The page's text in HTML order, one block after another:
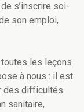
s’inscrire soi-
son emploi,
les leçons
à nous : il est
des difficultés
sanitaire,